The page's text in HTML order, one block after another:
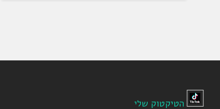
הטיקטוק שלי